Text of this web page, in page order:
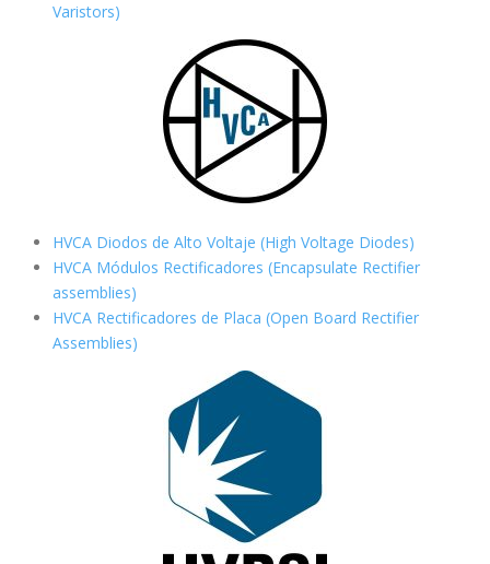
Varistors)
HVCA Diodos de Alto Voltaje (High Voltage Diodes)
HVCA Módulos Rectificadores (Encapsulate Rectifier
assemblies)
HVCA Rectificadores de Placa (Open Board Rectifier
Assemblies)